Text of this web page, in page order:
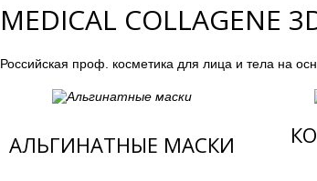
MEDICAL COLLAGENE
Российская проф. косметика для лица и тела на
АЛЬГИНАТНЫЕ МАСКИ